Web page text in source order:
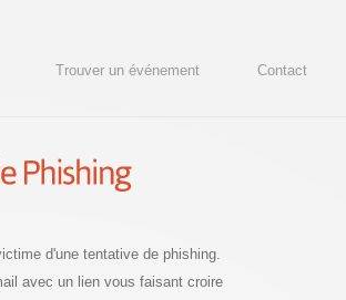
Trouver un événement Contact
d'une tentative de phishing.
avec un lien vous faisant croire